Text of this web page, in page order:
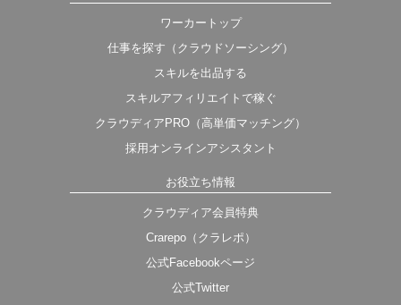
ワーカートップ
仕事を探す（クラウドソーシング）
スキルを出品する
スキルアフィリエイトで稼ぐ
クラウディアPRO（高単価マッチング）
採用オンラインアシスタント
お役立ち情報
クラウディア会員特典
Crarepo（クラレポ）
公式Facebookページ
公式Twitter